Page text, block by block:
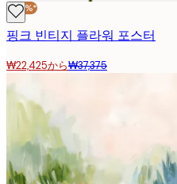
-40%*
핑크 빈티지 플라워 포스터
₩22,425から₩37,375